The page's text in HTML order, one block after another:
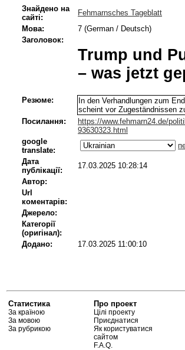
Знайдено на
сайті:
Fehmarnsches Tageblatt
Мова:
7 (German / Deutsch)
Заголовок:
Trump und
– was jetzt
Резюме:
In den Verhandlungen zum
scheint vor Zugeständnissen
Посилання:
https://www.fehmarn24.de/
93630323.html
google
translate:
Дата
публікації:
17.03.2025 10:28:14
Автор:
Url
коментарів:
Джерело:
Категорії
(оригінал):
Додано:
17.03.2025 11:00:10
Статистика
За країною
За мовою
За рубрикою
Про проект
Цілі проекту
Приєднатися
Як користуватися
сайтом
F.A.Q.